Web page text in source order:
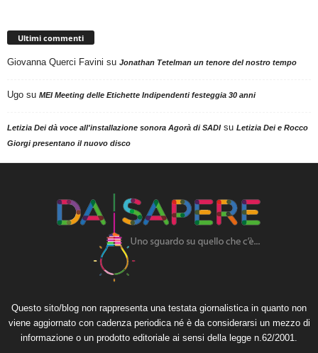
Ultimi commenti
Giovanna Querci Favini su Jonathan Tetelman un tenore del nostro tempo
Ugo su MEI Meeting delle Etichette Indipendenti festeggia 30 anni
Letizia Dei dà voce all'installazione sonora Agorà di SADIsu Letizia Dei e Rocco
Giorgi presentano il nuovo disco
Questo sito/blog non rappresenta una testata giornalistica in quanto non
viene aggiornato con cadenza periodica né è da considerarsi un mezzo di
informazione o un prodotto editoriale ai sensi della legge n.62/2001.